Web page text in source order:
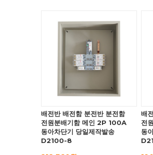
배전반 배전함 분전반 분전함
전원분배기함 메인 2P 100A
동아차단기 당일제작발송
D2100-8
배
전
동